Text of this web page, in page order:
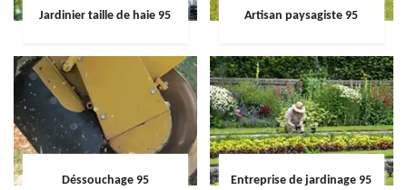
Jardinier taille de haie 95 Artisan paysagiste 95
Déssouchage 95 Entreprise de jardinage 95